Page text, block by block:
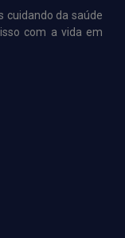
cuidando da saúde
com a vida em